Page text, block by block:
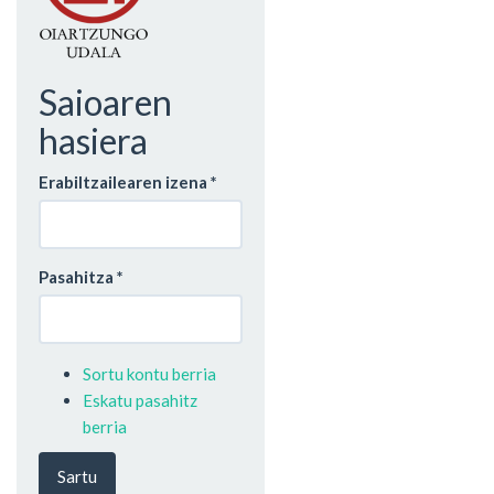
Saioaren
hasiera
Erabiltzailearen izena *
Pasahitza *
Sortu kontu berria
Eskatu pasahitz
berria
Sartu